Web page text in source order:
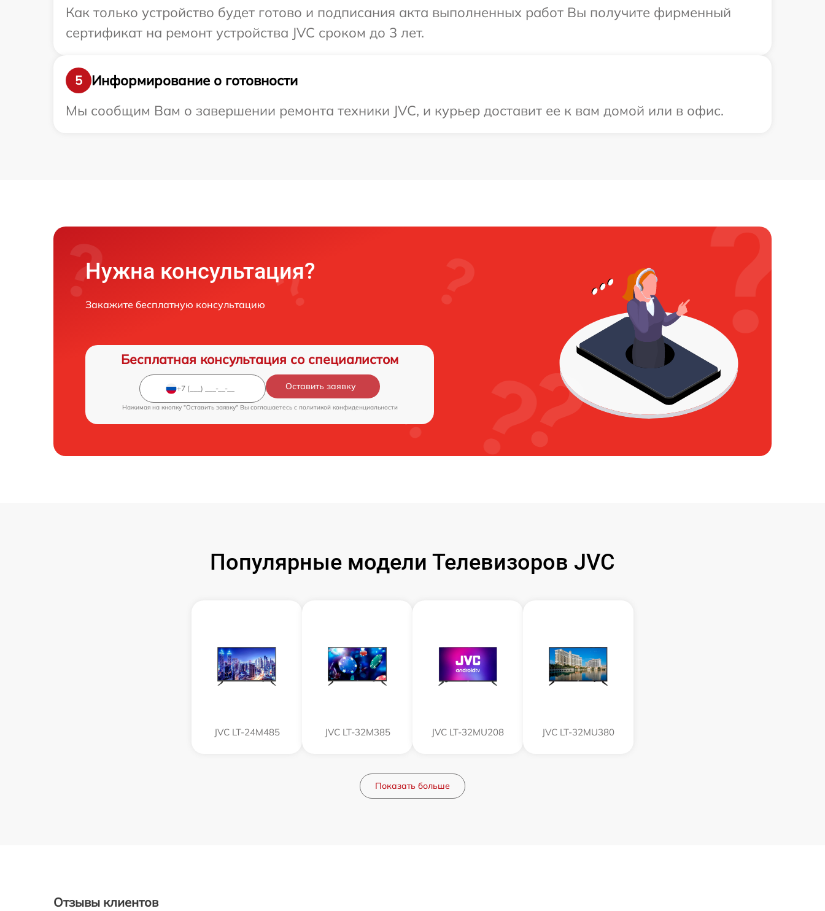
Как только устройство будет готово и подписания акта выполненных работ Вы получите фирменный
сертификат на ремонт устройства JVC сроком до 3 лет.
5
Информирование о готовности
Мы сообщим Вам о завершении ремонта техники JVC, и курьер доставит ее к вам домой или в офис.
Нужна консультация?
Закажите бесплатную консультацию
Бесплатная консультация со специалистом
Оставить заявку
Нажимая на кнопку "Оставить заявку" Вы соглашаетесь c политикой конфиденциальности
Популярные модели Телевизоров JVC
JVC LT-24M485 JVC LT-32M385 JVC LT-32MU208 JVC LT-32MU380
Показать больше
Отзывы клиентов